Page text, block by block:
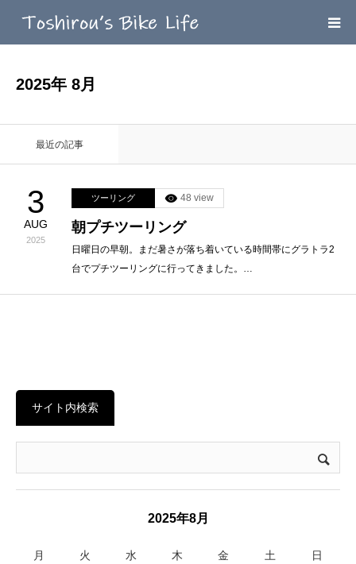
2025年 8月
最近の記事
3
AUG
2025
ツーリング 48 view
朝プチツーリング
日曜日の早朝。まだ暑さが落ち着いている時間帯にグラトラ2
台でプチツーリングに行ってきました。…
サイト内検索
2025年8月
月 火 水 木 金 土 日
CONTACT